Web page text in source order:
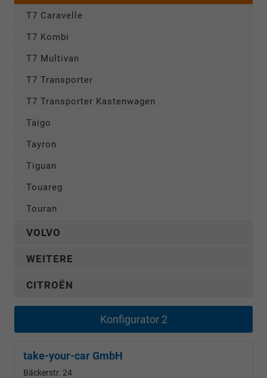
T7 Caravelle
T7 Kombi
T7 Multivan
T7 Transporter
T7 Transporter Kastenwagen
Taigo
Tayron
Tiguan
Touareg
Touran
VOLVO
WEITERE
CITROËN
Konfigurator 2
take-your-car GmbH
Bäckerstr. 24